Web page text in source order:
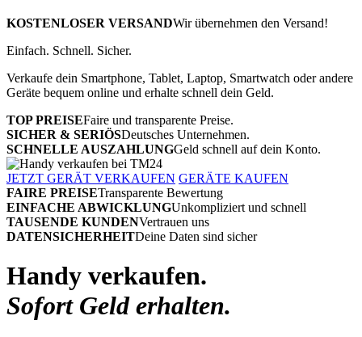
KOSTENLOSER VERSANDWir übernehmen den Versand!
Einfach. Schnell. Sicher.
Verkaufe dein Smartphone, Tablet, Laptop, Smartwatch oder andere
Geräte bequem online und erhalte schnell dein Geld.
TOP PREISEFaire und transparente Preise.
SICHER & SERIÖSDeutsches Unternehmen.
SCHNELLE AUSZAHLUNGGeld schnell auf dein Konto.
JETZT GERÄT VERKAUFEN GERÄTE KAUFEN
FAIRE PREISETransparente Bewertung
EINFACHE ABWICKLUNGUnkompliziert und schnell
TAUSENDE KUNDENVertrauen uns
DATENSICHERHEITDeine Daten sind sicher
Handy verkaufen.
Sofort Geld erhalten.